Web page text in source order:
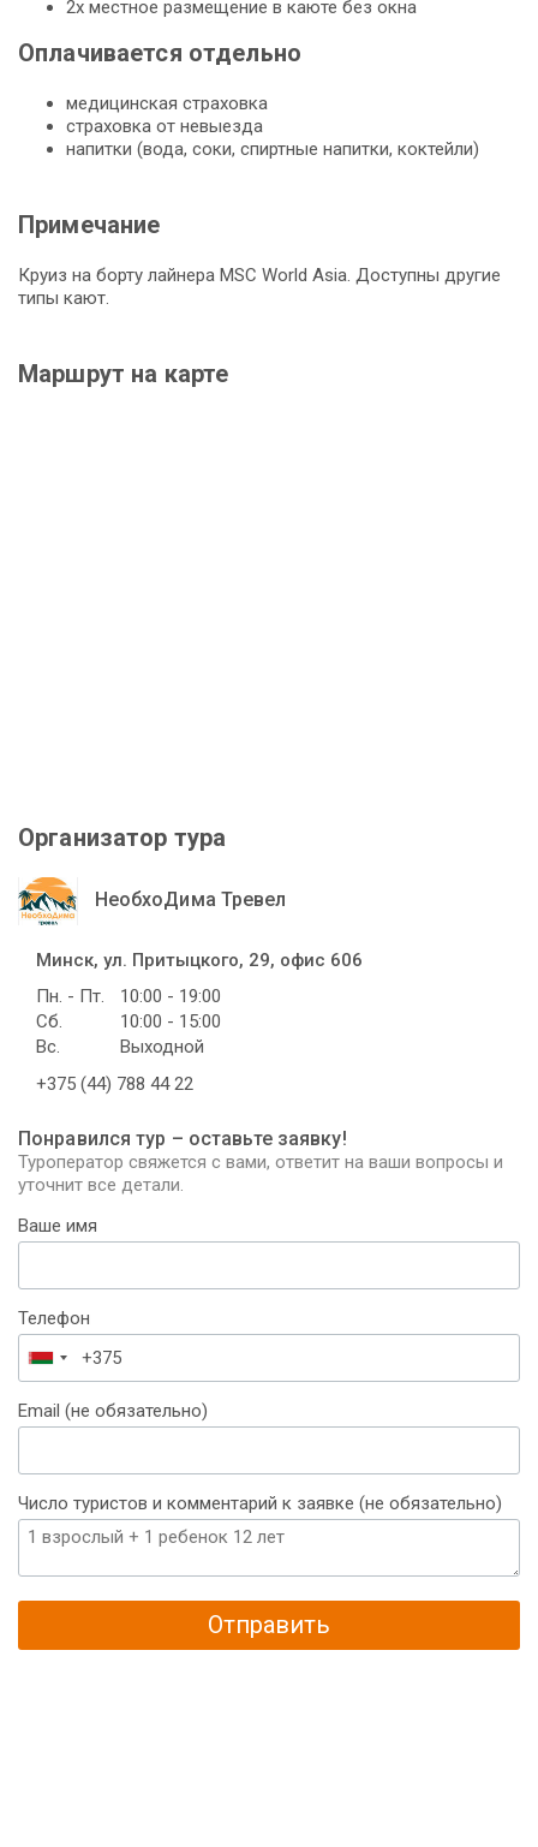
2х местное размещение в каюте без окна
Оплачивается отдельно
медицинская страховка
страховка от невыезда
напитки (вода, соки, спиртные напитки, коктейли)
Примечание
Круиз на борту лайнера MSC World Asia. Доступны другие
типы кают.
Маршрут на карте
Организатор тура
НеобхоДима Тревел
Минск, ул. Притыцкого, 29, офис 606
Пн. - Пт.
10:00 - 19:00
Сб.
10:00 - 15:00
Вс.
Выходной
+375 (44) 788 44 22
Понравился тур – оставьте заявку!
Туроператор свяжется с вами, ответит на ваши вопросы и
уточнит все детали.
Ваше имя
Телефон
Беларусь
+375
Email (не обязательно)
Число туристов и комментарий к заявке (не обязательно)
Отправить